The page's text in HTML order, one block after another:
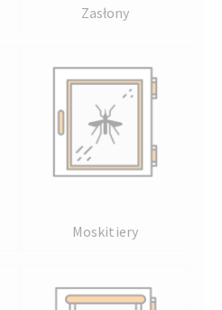
Zasłony
Moskitiery